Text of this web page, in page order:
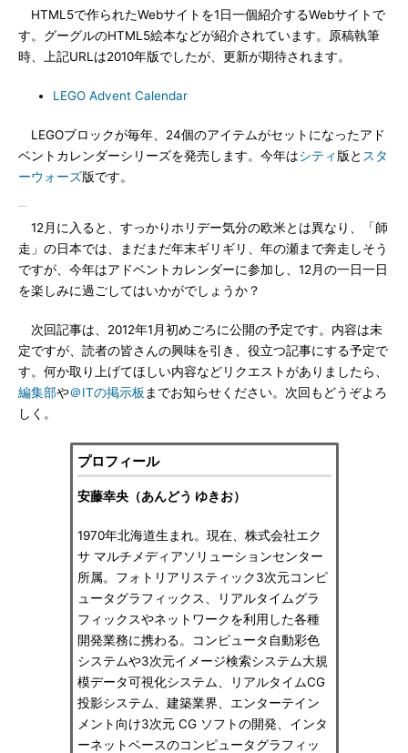
HTML5で作られたWebサイトを1日一個紹介するWebサイトで
す。グーグルのHTML5絵本などが紹介されています。原稿執筆
時、上記URLは2010年版でしたが、更新が期待されます。
LEGO Advent Calendar
LEGOブロックが毎年、24個のアイテムがセットになったアド
ベントカレンダーシリーズを発売します。今年はシティ 版と スタ
ーウォーズ版です。
12月に入ると、すっかりホリデー気分の欧米とは異なり、「師
走」の日本では、まだまだ年末ギリギリ、年の瀬まで奔走しそう
ですが、今年はアドベントカレンダーに参加し、12月の一日一日
を楽しみに過ごしてはいかがでしょうか？
次回記事は、2012年1月初めごろに公開の予定です。内容は未
定ですが、読者の皆さんの興味を引き、役立つ記事にする予定で
す。何か取り上げてほしい内容などリクエストがありましたら、
編集部や＠ITの掲示板 までお知らせください。次回もどうぞよろ
しく。
プロフィール
安藤幸央（あんどう ゆきお）
1970年北海道生まれ。現在、株式会社エク
サ マルチメディアソリューションセンター
所属。フォトリアリスティック3次元コンピ
ュータグラフィックス、リアルタイムグラ
フィックスやネットワークを利用した各種
開発業務に携わる。コンピュータ自動彩色
システムや3次元イメージ検索システム大規
模データ可視化システム、リアルタイムCG
投影システム、建築業界、エンターテイン
メント向け3次元 CG ソフトの開発、インタ
ーネットベースのコンピュータグラフィッ